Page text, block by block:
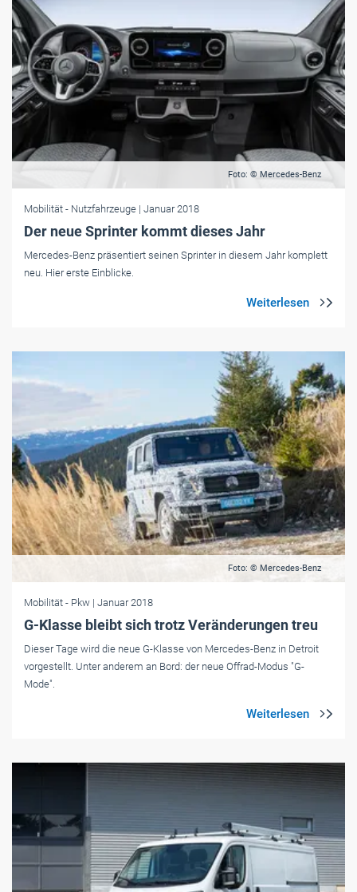
Foto: © Mercedes-Benz
Mobilität - Nutzfahrzeuge | Januar 2018
Der neue Sprinter kommt dieses Jahr
Mercedes-Benz präsentiert seinen Sprinter in diesem Jahr komplett
neu. Hier erste Einblicke.
Foto: © Mercedes-Benz
Mobilität - Pkw | Januar 2018
G-Klasse bleibt sich trotz Veränderungen treu
Dieser Tage wird die neue G-Klasse von Mercedes-Benz in Detroit
vorgestellt. Unter anderem an Bord: der neue Offrad-Modus "G-
Mode".